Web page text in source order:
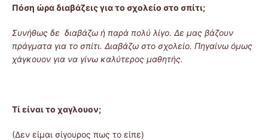
Πόση ώρα διαβάζεις για το σχολείο στο σπίτι;
Συνήθως δε διαβάζω ή παρά πολύ λίγο. Δε μας βάζουν
πράγματα για το σπίτι. Διαβάζω στο σχολείο. Πηγαίνω όμως
χάγκουον για να γίνω καλύτερος μαθητής.
Τί είναι το χαγλουον;
(Δεν είμαι σίγουρος πως το είπε)